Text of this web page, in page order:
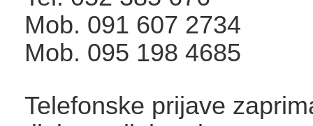
Mob. 091 607 2734
Mob. 095 198 4685
Telefonske prijave